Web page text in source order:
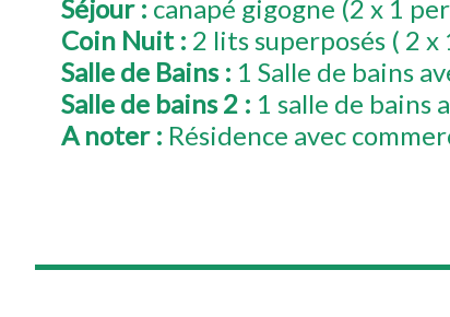
Séjour : canapé gigogne (2 x 1
Coin Nuit : 2 lits superposés ( 2 x
Salle de Bains : 1 Salle de bains
Salle de bains 2 : 1 salle de bains
A noter : Résidence avec